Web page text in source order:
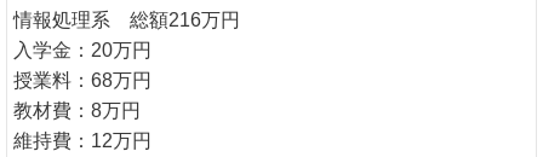
情報処理系 総額216万円
入学金：20万円
授業料：68万円
教材費：8万円
維持費：12万円